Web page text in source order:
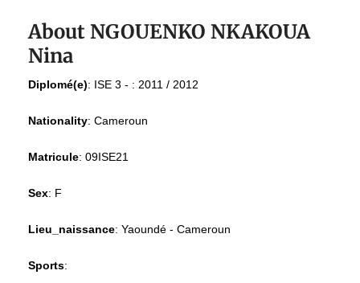
About NGOUENKO NKAKOUA
Nina
Diplomé(e): ISE 3 - : 2011 / 2012
Nationality: Cameroun
Matricule: 09ISE21
Sex: F
Lieu_naissance: Yaoundé - Cameroun
Sports: